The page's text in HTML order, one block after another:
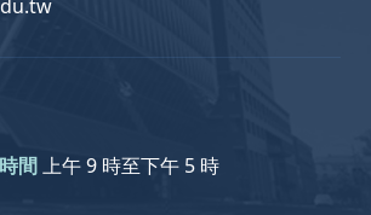
間上午 9 時至下午 5 時